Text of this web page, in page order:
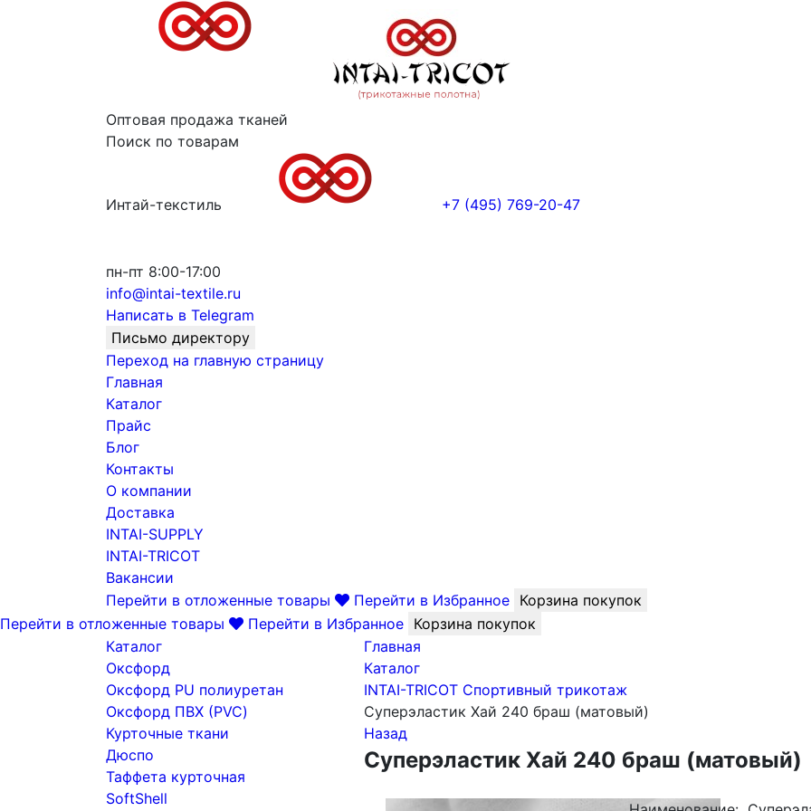
Оптовая продажа тканей
Поиск по товарам
Интай-текстиль +7 (495) 769-20-47
пн-пт 8:00-17:00
info@intai-textile.ru
Написать в Telegram
Письмо директору
Переход на главную страницу
Главная
Каталог
Прайс
Блог
Контакты
О компании
Доставка
INTAI-SUPPLY
INTAI-TRICOT
Вакансии
Перейти в отложенные товары
Перейти в Избранное Корзина покупок
Перейти в отложенные товары
Перейти в Избранное Корзина покупок
Каталог
Оксфорд
Оксфорд PU полиуретан
Оксфорд ПВХ (PVC)
Курточные ткани
Дюспо
Таффета курточная
SoftShell
Главная
Каталог
INTAI-TRICOT Спортивный трикотаж
Суперэластик Хай 240 браш (матовый)
Назад
Суперэластик Хай 240 браш (матовый)